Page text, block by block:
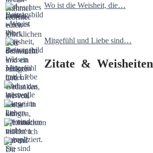
Wo ist die Weisheit, die…
Mitgefühl und Liebe sind…
Zitate & Weisheiten